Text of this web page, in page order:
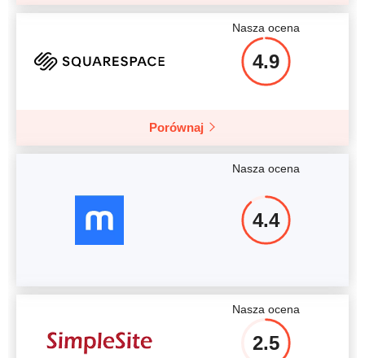
Nasza ocena
4.9
Porównaj
Nasza ocena
4.4
Nasza ocena
2.5